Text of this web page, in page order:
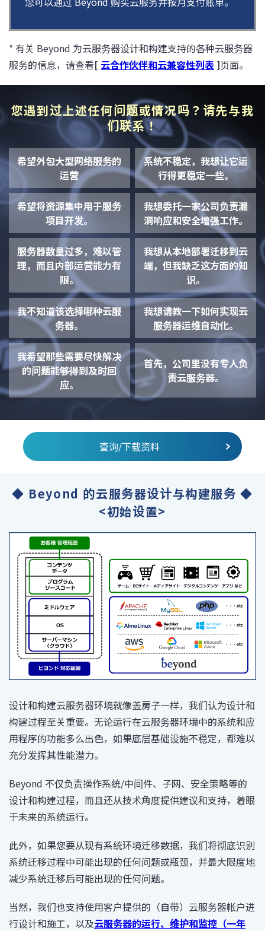
* 有关 Beyond 为云服务器设计和构建支持的各种云服务器
服务的信息，请查看[ 云合作伙伴和云兼容性列表 ]页面。
您遇到过上述任何问题或情况吗？请先与我
们联系！
希望外包大型网络服务的
运营
系统不稳定，我想让它运
行得更稳定一些。
希望将资源集中用于服务
项目开发。
我想委托一家公司负责漏
洞响应和安全增强工作。
服务器数量过多，难以管
理，而且内部运营能力有
限。
我想从本地部署迁移到云
端，但我缺乏这方面的知
识。
我不知道该选择哪种云服
务器。
我想请教一下如何实现云
服务器运维自动化。
我希望那些需要尽快解决
的问题能够得到及时回
应。
首先，公司里没有专人负
责云服务器。
查询/下载资料
◆ Beyond 的云服务器设计与构建服务 ◆
<初始设置>
设计和构建云服务器环境就像盖房子一样，我们认为设计和
构建过程至关重要。无论运行在云服务器环境中的系统和应
用程序的功能多么出色，如果底层基础设施不稳定，都难以
充分发挥其性能潜力。
Beyond 不仅负责操作系统/中间件、子网、安全策略等的
设计和构建过程，而且还从技术角度提供建议和支持，着眼
于未来的系统运行。
此外，如果您要从现有系统环境迁移数据，我们将彻底识别
系统迁移过程中可能出现的任何问题或瓶颈，并最大限度地
减少系统迁移后可能出现的任何问题。
当然，我们也支持使用客户提供的（自带）云服务器帐户进
行设计和施工，以及云服务器的运行、维护和监控（一年